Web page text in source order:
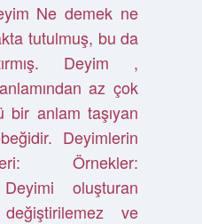
Ne demek ne
tutulmuş, bu da
Deyim ,
az çok
bir anlam taşıyan
Deyimlerin
Örnekler:
oluşturan
ve